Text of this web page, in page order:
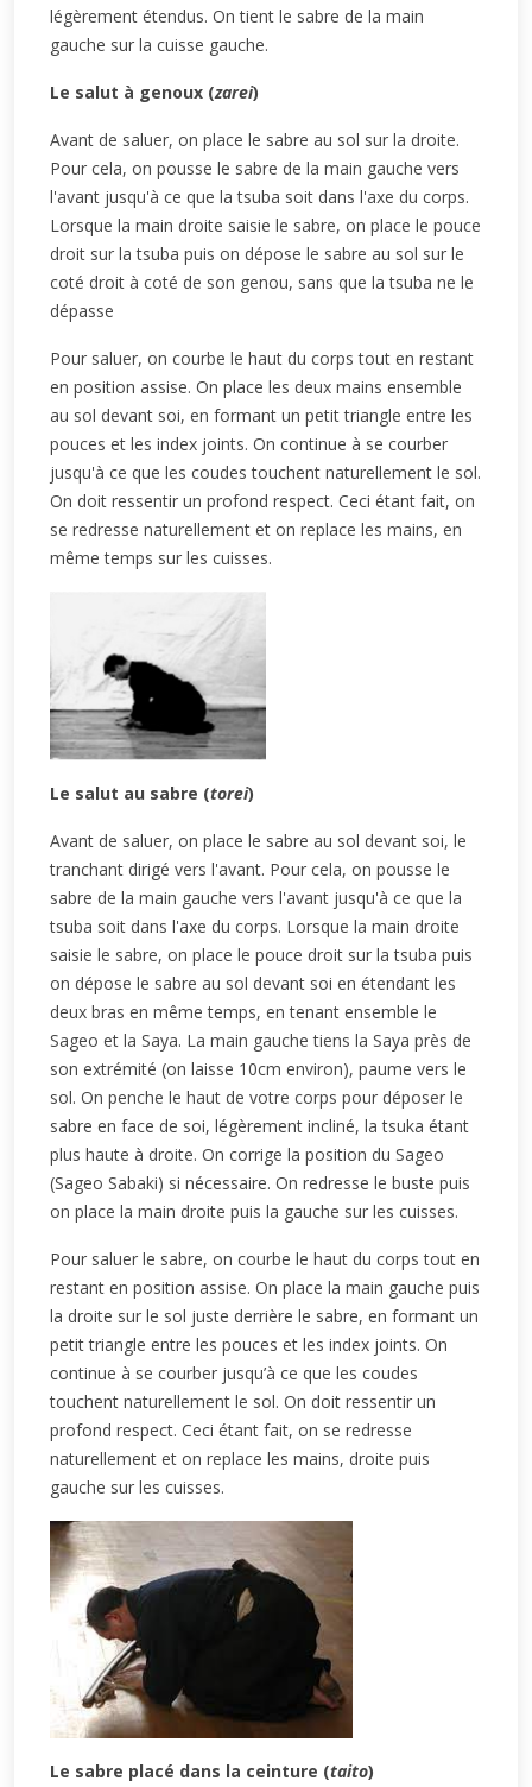
légèrement étendus. On tient le sabre de la main
gauche sur la cuisse gauche.
Le salut à genoux (zarei)
Avant de saluer, on place le sabre au sol sur la droite.
Pour cela, on pousse le sabre de la main gauche vers
l'avant jusqu'à ce que la tsuba soit dans l'axe du corps.
Lorsque la main droite saisie le sabre, on place le pouce
droit sur la tsuba puis on dépose le sabre au sol sur le
coté droit à coté de son genou, sans que la tsuba ne le
dépasse
Pour saluer, on courbe le haut du corps tout en restant
en position assise. On place les deux mains ensemble
au sol devant soi, en formant un petit triangle entre les
pouces et les index joints. On continue à se courber
jusqu'à ce que les coudes touchent naturellement le sol.
On doit ressentir un profond respect. Ceci étant fait, on
se redresse naturellement et on replace les mains, en
même temps sur les cuisses.
Le salut au sabre (torei)
Avant de saluer, on place le sabre au sol devant soi, le
tranchant dirigé vers l'avant. Pour cela, on pousse le
sabre de la main gauche vers l'avant jusqu'à ce que la
tsuba soit dans l'axe du corps. Lorsque la main droite
saisie le sabre, on place le pouce droit sur la tsuba puis
on dépose le sabre au sol devant soi en étendant les
deux bras en même temps, en tenant ensemble le
Sageo et la Saya. La main gauche tiens la Saya près de
son extrémité (on laisse 10cm environ), paume vers le
sol. On penche le haut de votre corps pour déposer le
sabre en face de soi, légèrement incliné, la tsuka étant
plus haute à droite. On corrige la position du Sageo
(Sageo Sabaki) si nécessaire. On redresse le buste puis
on place la main droite puis la gauche sur les cuisses.
Pour saluer le sabre, on courbe le haut du corps tout en
restant en position assise. On place la main gauche puis
la droite sur le sol juste derrière le sabre, en formant un
petit triangle entre les pouces et les index joints. On
continue à se courber jusqu’à ce que les coudes
touchent naturellement le sol. On doit ressentir un
profond respect. Ceci étant fait, on se redresse
naturellement et on replace les mains, droite puis
gauche sur les cuisses.
Le sabre placé dans la ceinture (taito)